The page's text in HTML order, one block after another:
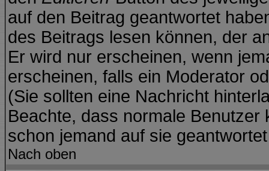
auf den Beitrag geantwortet
des Beitrags lesen können, der
Er wird nur erscheinen, wenn
erscheinen, falls ein Moderator
(Sie sollten eine Nachricht
Beachte, dass normale
schon jemand auf sie
Nach oben